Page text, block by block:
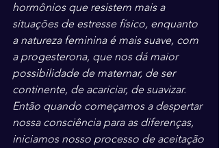
hormônios que resistem mais a
situações de estresse físico, enquanto
a natureza feminina é mais suave, com
a progesterona, que nos dá maior
possibilidade de maternar, de ser
continente, de acariciar, de suavizar.
Então quando começamos a despertar
nossa consciência para as diferenças,
iniciamos nosso processo de aceitação